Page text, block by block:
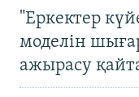
"Еркектер
моделін
ажырасу